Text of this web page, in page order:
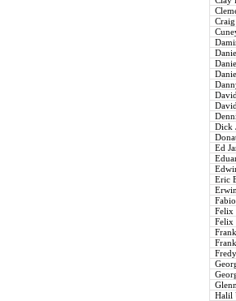
Craig
Dick
Ed
Eric
Felix
Felix
Halil